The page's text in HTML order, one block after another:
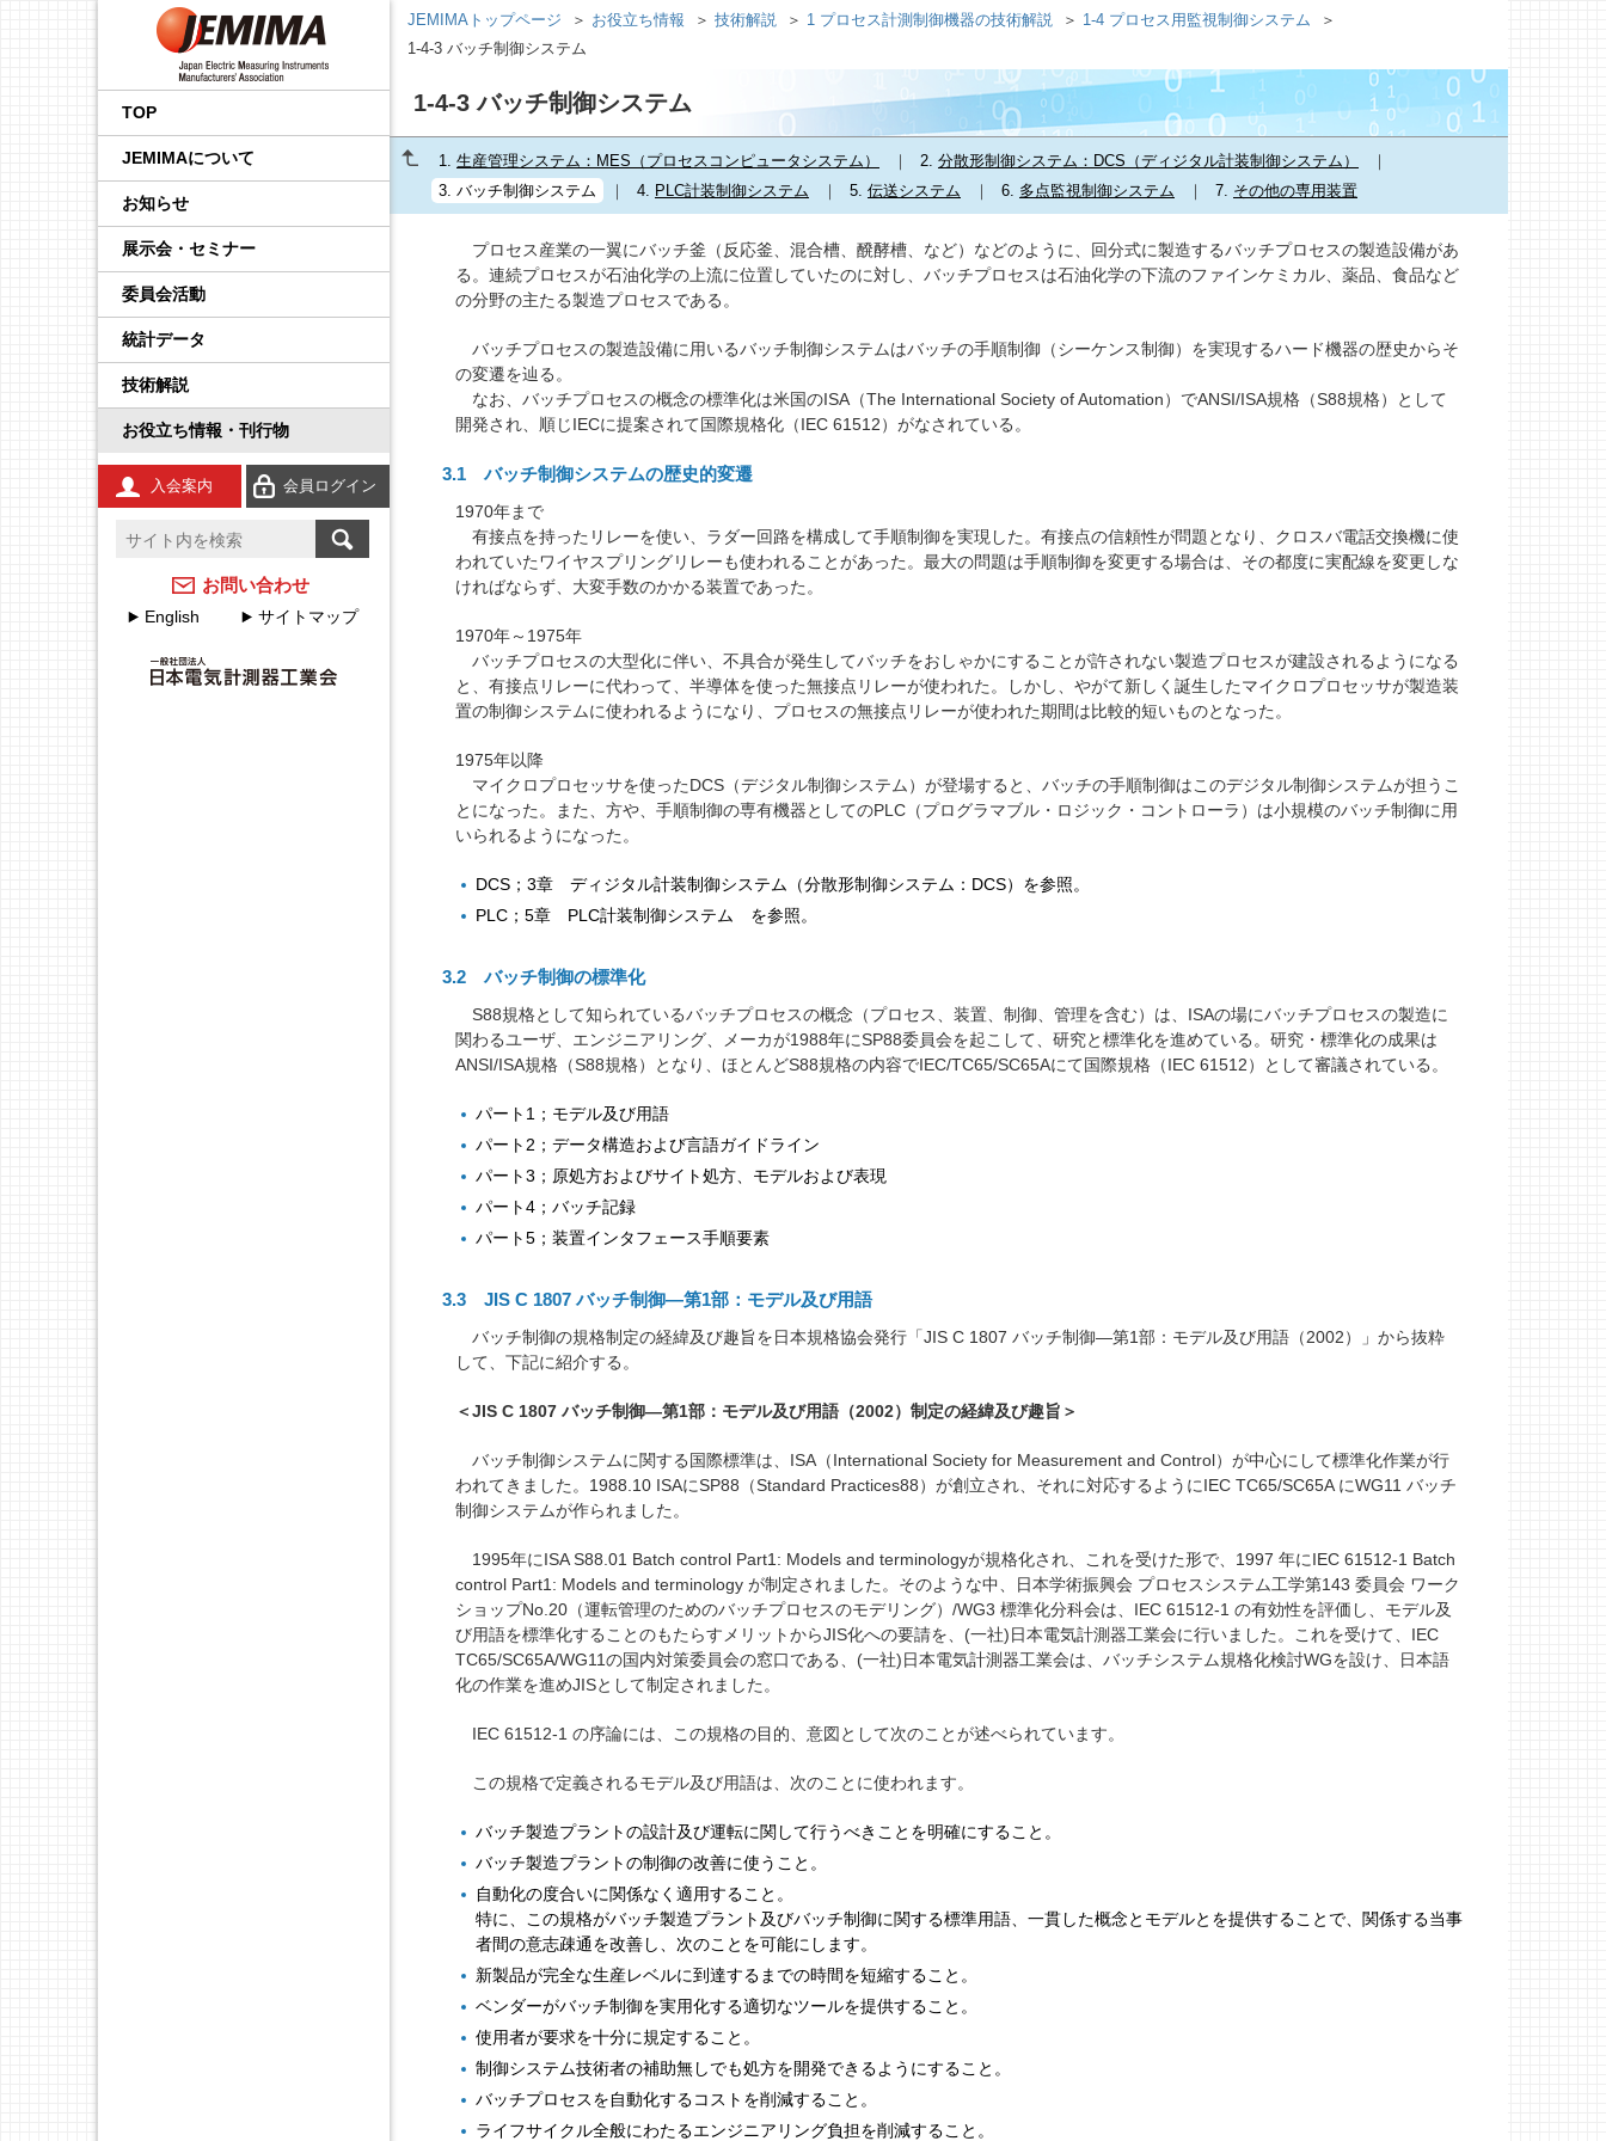
TOP
JEMIMAについて
会長挨拶
事業内容
国内外規制動向調査事業
国際標準化推進事業
技術開発テーマの探索事
広報事業
セミナー事業
会員一覧
品目から探す
役員一覧
定款・財務情報
ト
JEMIMA会報
アクセスマップ
後援・協賛の申請
JEMIMA会報への広告掲
載
JEMIMA主要行事（会員
お知らせ
プレスリリース
JEMIMAより
展示会・セミナー
展示会
セミナー・講演会
委員会活動
企画運営会議
IoT イノベーション推進委
基本機能部会
調査・統計委員会
広報委員会
IIFES推進WG
計測展 OSAKA 実行委員
会
製品安全・EMC委員会
輸出管理委員会
資材調達委員会
環境グリーン委員会
政策課題部会
エネルギー・イノベーシ
先端技術調査委員会
産業計測機器・システム
製品別部会
校正事業委員会
防爆計測委員会
電力量計委員会
電子測定器委員会
温度計測委員会
統計データ
技術解説
プロセス計測制御機器の
FA計測制御機器の技術解
説
電子応用計測ガイド
環境計測器の技術解説
放射線計測ガイド
工業用無線
安全計装システム（SIS）
温度計測のFAQ
お役立ち情報・刊行物
学生の皆さんへ
コンシェルジュ
JEMIMAのSDGsビジョン
刊行物
工業会規格
調査報告書
JCSSコーナー
JCSS（トレーサビリティ
JCSS（ISO/IEC 17025認
定）
よくある質問
登録事業者検索
JCSSに関する刊行物
JCSSリンク
JCSS連絡会のご案内
計測器メーカーのJCSS校
JEMIMAのJCSSの取組
JEMIMA JCSS校正サービ
IEC規格ドラフトの審議情
IEC概要
IEC TC一覧／IEC用語
動
入会案内
会員ログイン
お問い合わせ
English サイトマップ
JEMIMAトップページ お役立ち情報 技術解説 1 プロセス計測制御機器の技術解説
1-4 プロセス用監視制御システム
1-4-3 バッチ制御システム
1-4-3 バッチ制御システム
1. 生産管理システム：MES（プロセスコンピュータシステム） 2. 分散形制御システム：DCS（ディジタル計装制御システム）
3. バッチ制御システム 4. PLC計装制御システム 5. 伝送システム 6. 多点監視制御システム 7. その他の専用装置
プロセス産業の一翼にバッチ釜（反応釜、混合槽、醗酵槽、など）などのように、回分式に製造するバッチプロセスの製造設備があ
る。連続プロセスが石油化学の上流に位置していたのに対し、バッチプロセスは石油化学の下流のファインケミカル、薬品、食品など
の分野の主たる製造プロセスである。
バッチプロセスの製造設備に用いるバッチ制御システムはバッチの手順制御（シーケンス制御）を実現するハード機器の歴史からそ
の変遷を辿る。
なお、バッチプロセスの概念の標準化は米国のISA（The International Society of Automation）でANSI/ISA規格（S88規格）として
開発され、順じIECに提案されて国際規格化（IEC 61512）がなされている。
3.1 バッチ制御システムの歴史的変遷
1970年まで
有接点を持ったリレーを使い、ラダー回路を構成して手順制御を実現した。有接点の信頼性が問題となり、クロスバ電話交換機に使
われていたワイヤスプリングリレーも使われることがあった。最大の問題は手順制御を変更する場合は、その都度に実配線を変更しな
ければならず、大変手数のかかる装置であった。
1970年～1975年
バッチプロセスの大型化に伴い、不具合が発生してバッチをおしゃかにすることが許されない製造プロセスが建設されるようになる
と、有接点リレーに代わって、半導体を使った無接点リレーが使われた。しかし、やがて新しく誕生したマイクロプロセッサが製造装
置の制御システムに使われるようになり、プロセスの無接点リレーが使われた期間は比較的短いものとなった。
1975年以降
マイクロプロセッサを使ったDCS（デジタル制御システム）が登場すると、バッチの手順制御はこのデジタル制御システムが担うこ
とになった。また、方や、手順制御の専有機器としてのPLC（プログラマブル・ロジック・コントローラ）は小規模のバッチ制御に用
いられるようになった。
DCS；3章 ディジタル計装制御システム（分散形制御システム：DCS）を参照。
PLC；5章 PLC計装制御システム を参照。
3.2 バッチ制御の標準化
S88規格として知られているバッチプロセスの概念（プロセス、装置、制御、管理を含む）は、ISAの場にバッチプロセスの製造に
関わるユーザ、エンジニアリング、メーカが1988年にSP88委員会を起こして、研究と標準化を進めている。研究・標準化の成果は
ANSI/ISA規格（S88規格）となり、ほとんどS88規格の内容でIEC/TC65/SC65Aにて国際規格（IEC 61512）として審議されている。
パート1；モデル及び用語
パート2；データ構造および言語ガイドライン
パート3；原処方およびサイト処方、モデルおよび表現
パート4；バッチ記録
パート5；装置インタフェース手順要素
3.3 JIS C 1807 バッチ制御―第1部：モデル及び用語
バッチ制御の規格制定の経緯及び趣旨を日本規格協会発行「JIS C 1807 バッチ制御―第1部：モデル及び用語（2002）」から抜粋
して、下記に紹介する。
＜JIS C 1807 バッチ制御―第1部：モデル及び用語（2002）制定の経緯及び趣旨＞
バッチ制御システムに関する国際標準は、ISA（International Society for Measurement and Control）が中心にして標準化作業が行
われてきました。1988.10 ISAにSP88（Standard Practices88）が創立され、それに対応するようにIEC TC65/SC65A にWG11 バッチ
制御システムが作られました。
1995年にISA S88.01 Batch control Part1: Models and terminologyが規格化され、これを受けた形で、1997 年にIEC 61512-1 Batch
control Part1: Models and terminology が制定されました。そのような中、日本学術振興会 プロセスシステム工学第143 委員会 ワーク
ショップNo.20（運転管理のためのバッチプロセスのモデリング）/WG3 標準化分科会は、IEC 61512-1 の有効性を評価し、モデル及
び用語を標準化することのもたらすメリットからJIS化への要請を、(一社)日本電気計測器工業会に行いました。これを受けて、IEC
TC65/SC65A/WG11の国内対策委員会の窓口である、(一社)日本電気計測器工業会は、バッチシステム規格化検討WGを設け、日本語
化の作業を進めJISとして制定されました。
IEC 61512-1 の序論には、この規格の目的、意図として次のことが述べられています。
この規格で定義されるモデル及び用語は、次のことに使われます。
バッチ製造プラントの設計及び運転に関して行うべきことを明確にすること。
バッチ製造プラントの制御の改善に使うこと。
自動化の度合いに関係なく適用すること。
特に、この規格がバッチ製造プラント及びバッチ制御に関する標準用語、一貫した概念とモデルとを提供することで、関係する当事
者間の意志疎通を改善し、次のことを可能にします。
新製品が完全な生産レベルに到達するまでの時間を短縮すること。
ベンダーがバッチ制御を実用化する適切なツールを提供すること。
使用者が要求を十分に規定すること。
制御システム技術者の補助無しでも処方を開発できるようにすること。
バッチプロセスを自動化するコストを削減すること。
ライフサイクル全般にわたるエンジニアリング負担を削減すること。